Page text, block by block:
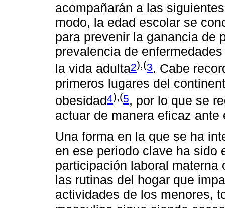
acompañarán a las
modo, la edad escolar se
para prevenir la ganancia de
prevalencia de
la vida adulta2),(3. Cabe
primeros lugares del
obesidad4),(5, por lo que se
actuar de manera eficaz ante
Una forma en la que se ha
en ese periodo clave ha sido
participación laboral
las rutinas del hogar que
actividades de los menores,